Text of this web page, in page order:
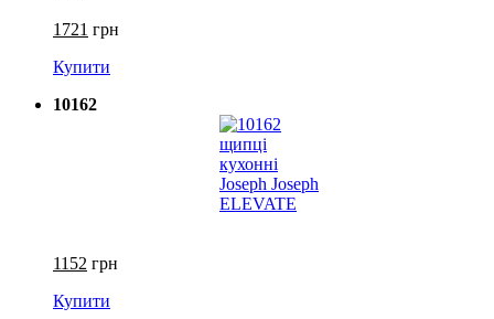
1721 грн
Купити
10162
1152 грн
Купити